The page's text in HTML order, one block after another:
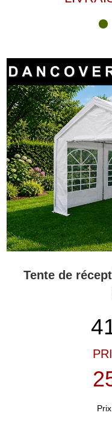
Tente de